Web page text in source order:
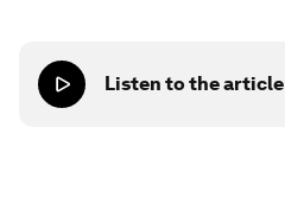
Listen to the article